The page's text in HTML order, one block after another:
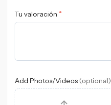
Tu valoración *
Add Photos/Videos (optional)